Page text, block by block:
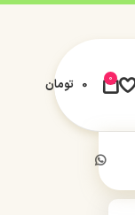
0
0 تومان